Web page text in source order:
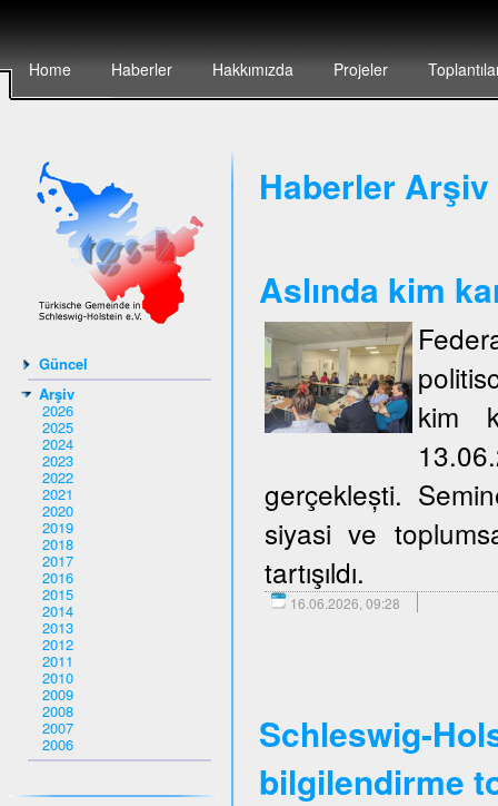
Home Haberler Hakkımızda Projeler
Güncel
Arşiv
2026
2025
2024
2023
2022
2021
2020
2019
2018
2017
2016
2015
2014
2013
2012
2011
2010
2009
2008
2007
2006
Haberler Arşiv
Aslında kim
kim
gerçeklești.
siyasi ve
tartışıldı.
16.06.2026, 09:28
Schleswig-
bilgilendirme